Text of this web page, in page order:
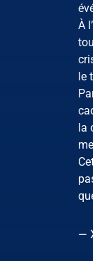
À
le
la
—